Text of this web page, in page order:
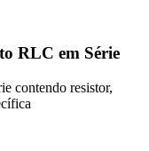
RLC em Série
contendo resistor,